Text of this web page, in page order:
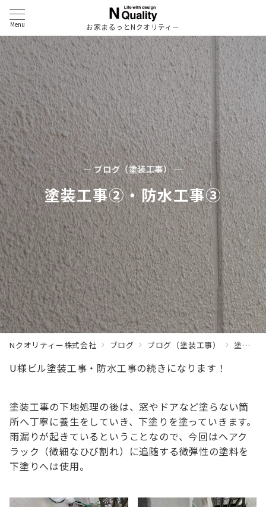
Menu お家まるっとNクオリティー
— ブログ（塗装工事） —
塗装工事②・防水工事③
Nクオリティー株式会社 ブログ ブログ（塗装工事） 塗装工事②・防水工事③
U様ビル塗装工事・防水工事の続きになります！
塗装工事の下地処理の後は、窓やドアなど塗らない箇
所へ丁寧に養生をしていき、下塗りを塗っていきます。
雨漏りが起きているということなので、今回はヘアク
ラック（微細なひび割れ）に追随する微弾性の塗料を
下塗りへは使用。